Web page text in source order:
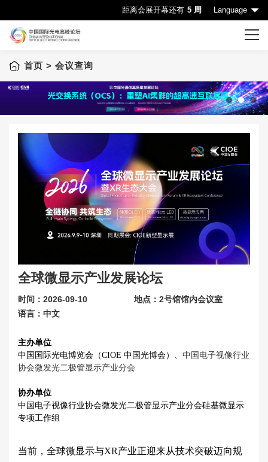
距离会展开幕还有 5 周 Language
首页
CIOE首页
会议查询
赞助机会
申请成为演讲嘉宾
联系我们
关于展会
首页 > 会议查询
全球微显示产业发展论坛
时间：2026-09-10
地点：2号馆馆内会议室
语言：中文
主办单位
中国国际光电博览会（CIOE 中国光博会）、 中国电子视像行业
协会微发光二极管显示产业分会
协办单位
中国电子视像行业协会微发光二极管显示产业分会硅基微显示
专项工作组
当前，全球微显示与XR产业正迎来从技术突破迈向规